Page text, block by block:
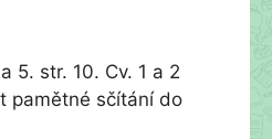
5. str. 10. Cv. 1 a 2
pamětné sčítání do